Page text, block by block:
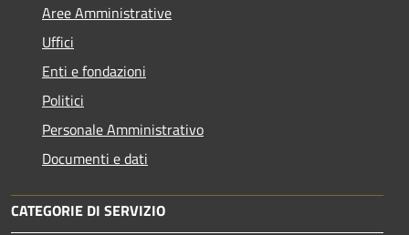
Aree Amministrative
Uffici
Enti e fondazioni
Politici
Personale Amministrativo
Documenti e dati
CATEGORIE DI SERVIZIO